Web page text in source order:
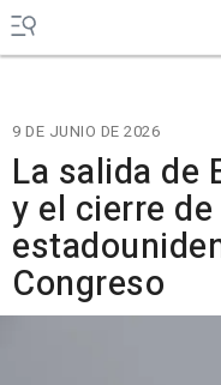
9 DE JUNIO DE 2026
La salida de
y el cierre
Congreso